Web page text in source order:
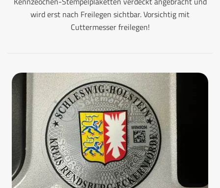
wird erst nach Freilegen sichtbar. Vorsichtig mit
Cuttermesser freilegen!